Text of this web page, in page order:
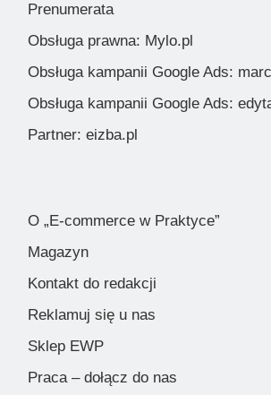
Prenumerata
Obsługa prawna: Mylo.pl
Obsługa kampanii Google Ads:
Obsługa kampanii Google Ads:
Partner: eizba.pl
O „E-commerce w Praktyce”
Magazyn
Kontakt do redakcji
Reklamuj się u nas
Sklep EWP
Praca – dołącz do nas